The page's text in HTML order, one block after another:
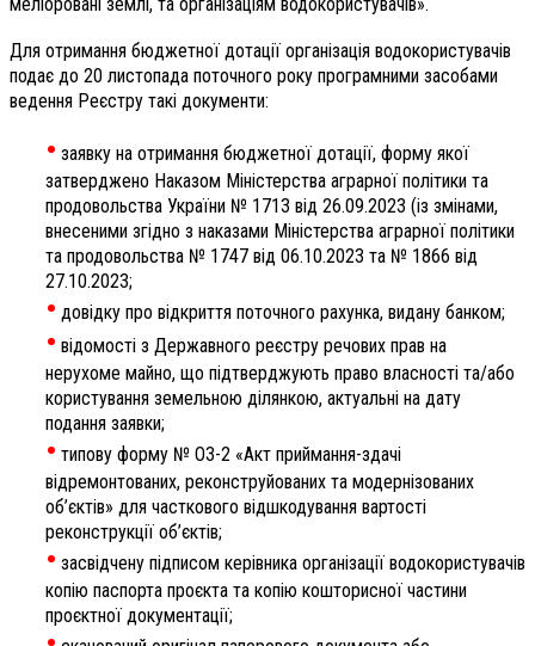
Для отримання бюджетної дотації організація водокористувачів
подає до 20 листопада поточного року програмними засобами
ведення Реєстру такі документи:
• заявку на отримання бюджетної дотації, форму якої
затверджено Наказом Міністерства аграрної політики та
продовольства України № 1713 від 26.09.2023 (із змінами,
внесеними згідно з наказами Міністерства аграрної політики
та продовольства № 1747 від 06.10.2023 та № 1866 від
27.10.2023;
• довідку про відкриття поточного рахунка, видану банком;
• відомості з Державного реєстру речових прав на
нерухоме майно, що підтверджують право власності та/або
користування земельною ділянкою, актуальні на дату
подання заявки;
• типову форму № ОЗ-2 «Акт приймання-здачі
відремонтованих, реконструйованих та модернізованих
об’єктів» для часткового відшкодування вартості
реконструкції об’єктів;
• засвідчену підписом керівника організації водокористувачів
копію паспорта проєкта та копію кошторисної частини
проєктної документації;